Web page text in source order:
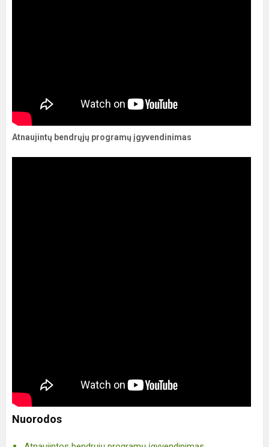
Atnaujintų bendrųjų programų įgyvendinimas
Nuorodos